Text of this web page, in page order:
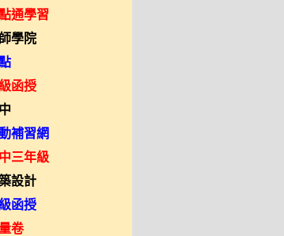
通學習
學院
函授
補習網
三年級
設計
函授
卷